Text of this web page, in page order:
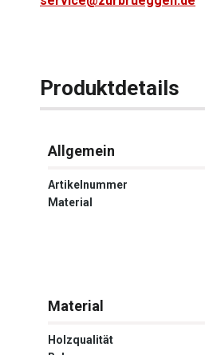
Produktdetails
Allgemein
Artikelnummer
Material
Material
Holzqualität